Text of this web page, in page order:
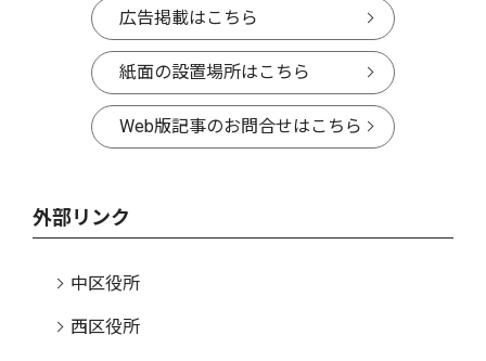
広告掲載はこちら
紙面の設置場所はこちら
Web版記事のお問合せはこちら
外部リンク
中区役所
西区役所